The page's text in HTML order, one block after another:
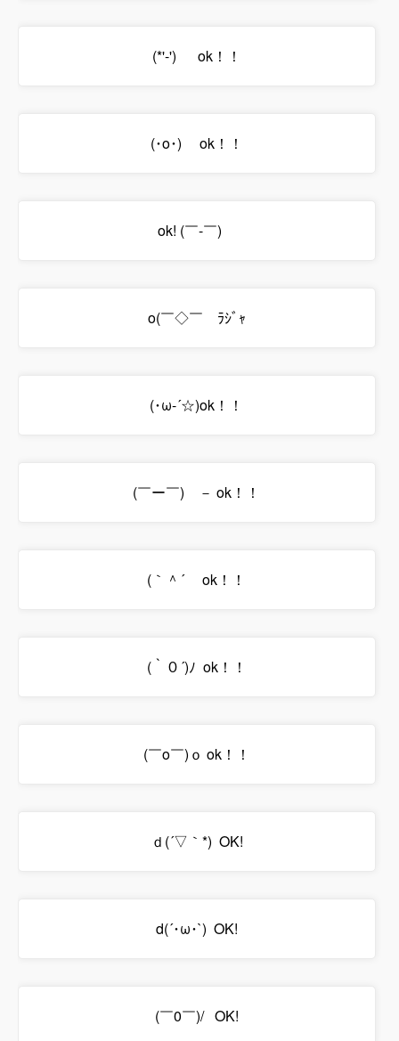
(*'-')ゞ ok！！
(･o･)ゞ ok！！
ok! (￣-￣)ゞ
o(￣◇￣ゞﾗｼﾞｬ
(･ω-´☆)ok！！
(￣ー￣)ゞ－ ok！！
(｀＾´ゝ ok！！
(｀０´)ﾉ ok！！
(￣o￣)ｏ ok！！
ｄ(´▽｀*) OK!
d(´･ω･`) OK!
(￣0￣)/ OK!